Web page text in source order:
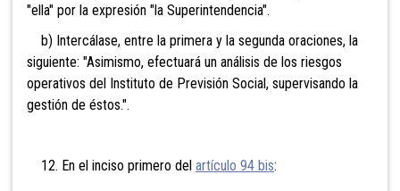
"ella" por la expresión "la Superintendencia".
b) Intercálase, entre la primera y la segunda oraciones, la
siguiente: "Asimismo, efectuará un análisis de los riesgos
operativos del Instituto de Previsión Social, supervisando la
gestión de éstos.".
12. En el inciso primero del artículo 94 bis: